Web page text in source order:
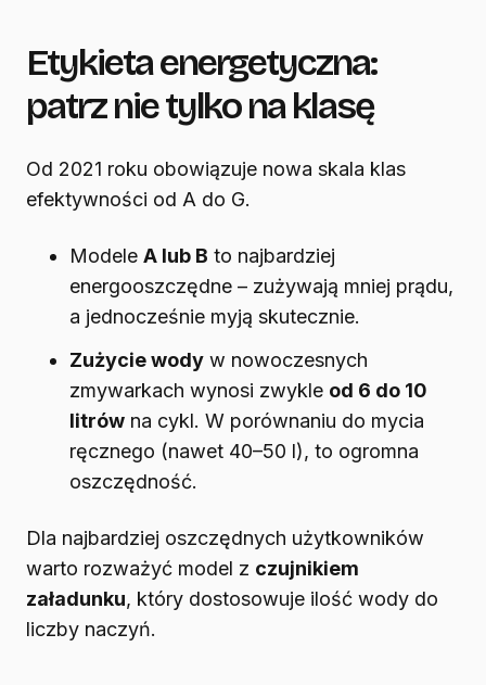
Etykieta energetyczna:
patrz nie tylko na klasę
Od 2021 roku obowiązuje nowa skala klas
efektywności od A do G.
Modele A lub B to najbardziej
energooszczędne – zużywają mniej prądu,
a jednocześnie myją skutecznie.
Zużycie wody w nowoczesnych
zmywarkach wynosi zwykle od 6 do 10
litrów na cykl. W porównaniu do mycia
ręcznego (nawet 40–50 l), to ogromna
oszczędność.
Dla najbardziej oszczędnych użytkowników
warto rozważyć model z czujnikiem
załadunku, który dostosowuje ilość wody do
liczby naczyń.